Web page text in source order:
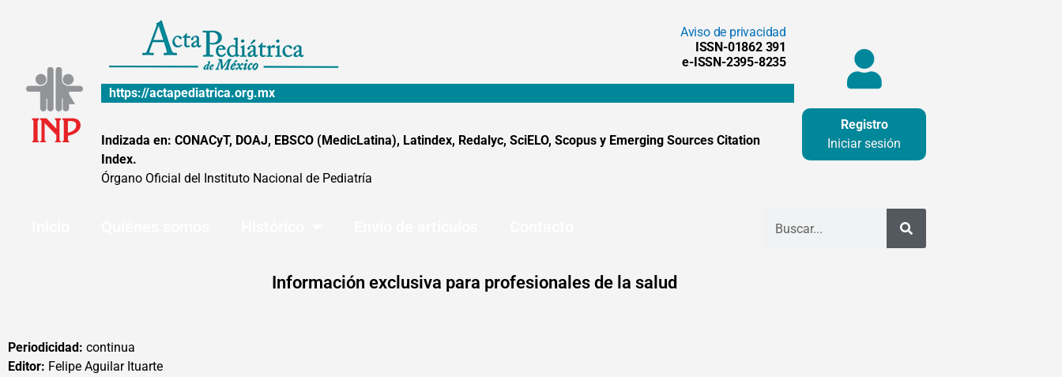
Aviso de privacidad
ISSN-01862 391
e-ISSN-2395-8235
https://actapediatrica.org.mx
Indizada en: CONACyT, DOAJ, EBSCO (MedicLatina), Latindex, Redalyc, SciELO, Scopus y Emerging Sources Citation
Index.
Órgano Oficial del Instituto Nacional de Pediatría
Registro
Iniciar sesión
Información exclusiva para profesionales de la salud
Periodicidad: continua
Editor: Felipe Aguilar Ituarte